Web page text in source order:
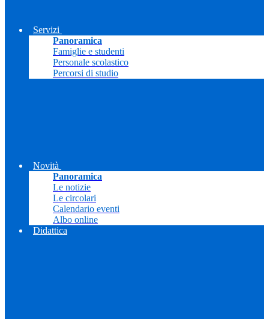
Servizi
Panoramica
Famiglie e studenti
Personale scolastico
Percorsi di studio
Novità
Panoramica
Le notizie
Le circolari
Calendario eventi
Albo online
Didattica